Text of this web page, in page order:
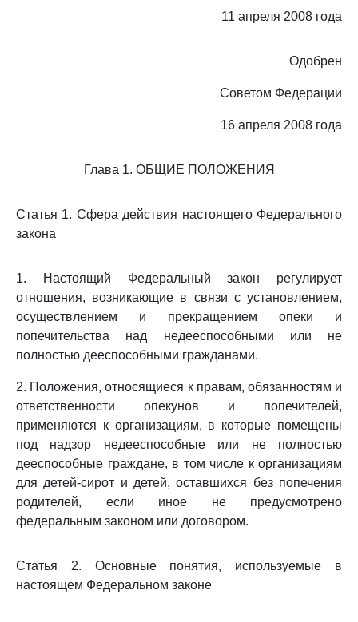
11 апреля 2008 года
Одобрен
Советом Федерации
16 апреля 2008 года
Глава 1. ОБЩИЕ ПОЛОЖЕНИЯ
Статья 1. Сфера действия настоящего Федерального
закона
1. Настоящий Федеральный закон регулирует
отношения, возникающие в связи с установлением,
осуществлением и прекращением опеки и
попечительства над недееспособными или не
полностью дееспособными гражданами.
2. Положения, относящиеся к правам, обязанностям и
ответственности опекунов и попечителей,
применяются к организациям, в которые помещены
под надзор недееспособные или не полностью
дееспособные граждане, в том числе к организациям
для детей-сирот и детей, оставшихся без попечения
родителей, если иное не предусмотрено
федеральным законом или договором.
Статья 2. Основные понятия, используемые в
настоящем Федеральном законе